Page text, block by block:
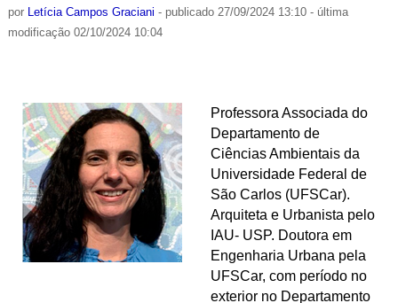
por Letícia Campos Graciani - publicado27/09/2024 13:10 - última
modificação02/10/2024 10:04
Professora Associada do
Departamento de
Ciências Ambientais da
Universidade Federal de
São Carlos (UFSCar).
Arquiteta e Urbanista pelo
IAU- USP. Doutora em
Engenharia Urbana pela
UFSCar, com período no
exterior no Departamento